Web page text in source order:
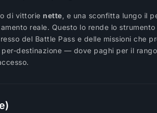
di vittorie nette, e una sconfitta lungo il
reale. Questo lo rende lo
del Battle Pass e delle missioni che
destinazione — dove paghi per il